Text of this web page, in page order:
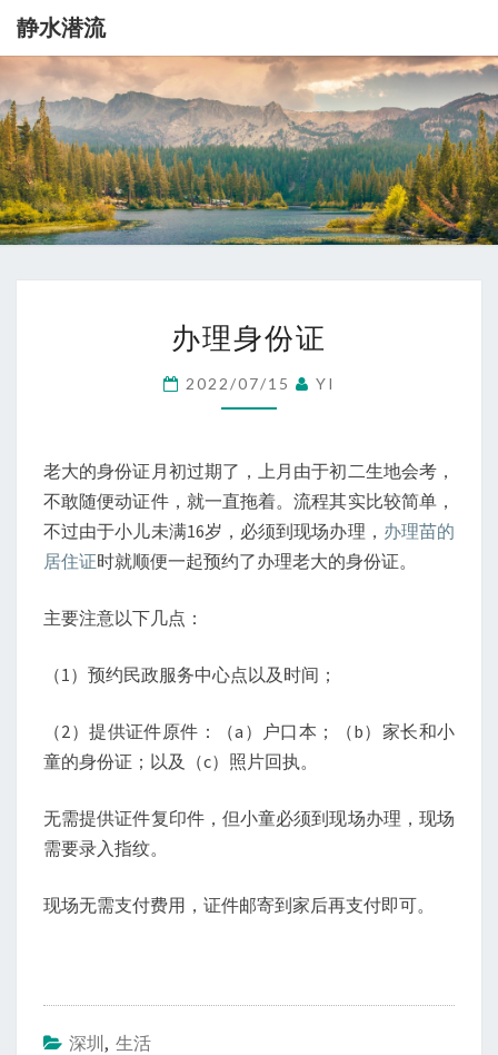
静水潜流
静
水
潜
记
录
一
点
生
活
理
份
办理身份证
2022/07/15 YI
老大的身份证月初过期了，上月由于初二生地会考，
不敢随便动证件，就一直拖着。流程其实比较简单，
不过由于小儿未满16岁，必须到现场办理， 办理苗的
居住证时就顺便一起预约了办理老大的身份证。
主要注意以下几点：
（1）预约民政服务中心点以及时间；
（2）提供证件原件：（a）户口本；（b）家长和小
童的身份证；以及（c）照片回执。
无需提供证件复印件，但小童必须到现场办理，现场
需要录入指纹。
现场无需支付费用，证件邮寄到家后再支付即可。
深圳 , 生活